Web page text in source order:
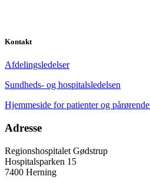
Kontakt
Afdelingsledelser
Sundheds- og hospitalsledelsen
Hjemmeside for patienter og pårørende
Adresse
Regionshospitalet Gødstrup
Hospitalsparken 15
7400 Herning